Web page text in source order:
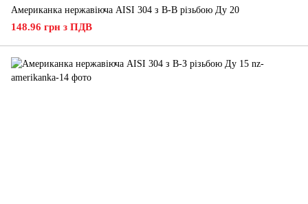
Американка нержавіюча AISI 304 з В-В різьбою Ду 20
148.96 грн з ПДВ